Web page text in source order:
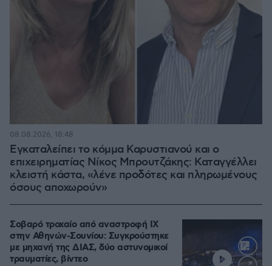
Εγκαταλείπει το κόμμα Καρυστιανού και ο
επιχειρηματίας Νίκος Μπρουτζάκης: Καταγγέλλει
κλειστή κάστα, «λένε προδότες και πληρωμένους
όσους αποχωρούν»
08.08.2026, 18:48
Σοβαρό τροχαίο από αναστροφή ΙΧ
στην Αθηνών-Σουνίου: Συγκρούστηκε
με μηχανή της ΔΙΑΣ, δύο αστυνομικοί
τραυματίες, βίντεο